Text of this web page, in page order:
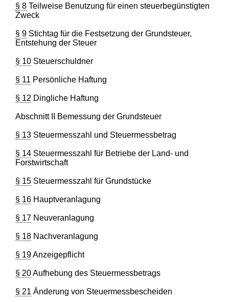
§ 8 Teilweise Benutzung für einen steuerbegünstigten
Zweck
§ 9 Stichtag für die Festsetzung der Grundsteuer,
Entstehung der Steuer
§ 10 Steuerschuldner
§ 11 Persönliche Haftung
§ 12 Dingliche Haftung
Abschnitt II Bemessung der Grundsteuer
§ 13 Steuermesszahl und Steuermessbetrag
§ 14 Steuermesszahl für Betriebe der Land- und
Forstwirtschaft
§ 15 Steuermesszahl für Grundstücke
§ 16 Hauptveranlagung
§ 17 Neuveranlagung
§ 18 Nachveranlagung
§ 19Anzeigepflicht
§ 20Aufhebung des Steuermessbetrags
§ 21 Änderung von Steuermessbescheiden